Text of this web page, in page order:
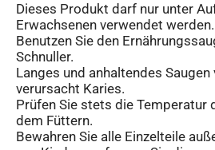
Dieses Produkt darf nur unter
Erwachsenen verwendet werden.
Benutzen Sie den
Schnuller.
Langes und anhaltendes
verursacht Karies.
Prüfen Sie stets die Temperatur
dem Füttern.
Bewahren Sie alle Einzelteile